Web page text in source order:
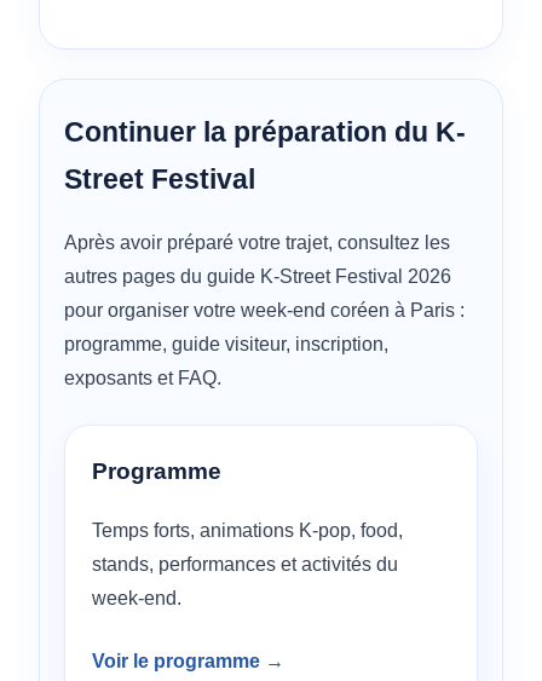
Continuer la préparation du K-
Street Festival
Après avoir préparé votre trajet, consultez les
autres pages du guide K-Street Festival 2026
pour organiser votre week-end coréen à Paris :
programme, guide visiteur, inscription,
exposants et FAQ.
Programme
Temps forts, animations K-pop, food,
stands, performances et activités du
week-end.
Voir le programme →